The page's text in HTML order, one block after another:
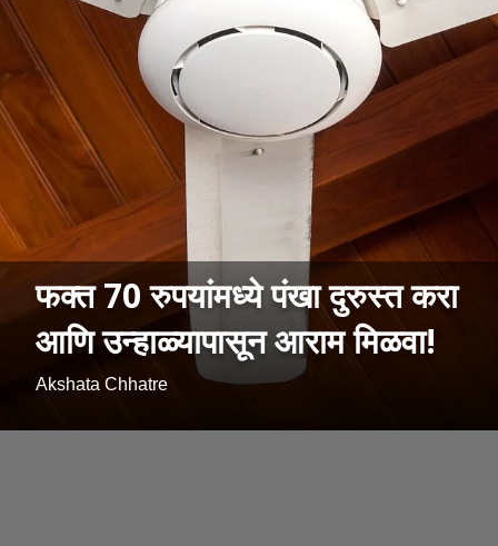
फक्त 70 रुपयांमध्ये पंखा दुरुस्त करा
आणि उन्हाळ्यापासून आराम मिळवा!
Akshata Chhatre